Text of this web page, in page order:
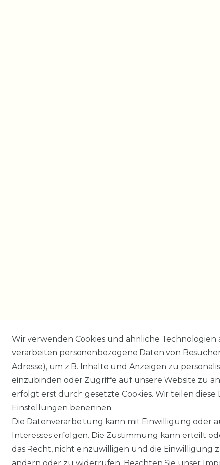
Wir verwenden Cookies und ähnliche
verarbeiten personenbezogene Daten von
Adresse), um z.B. Inhalte und Anzeigen zu
einzubinden oder Zugriffe auf unsere Website zu
erfolgt erst durch gesetzte Cookies. Wir teilen
Einstellungen benennen.
Die Datenverarbeitung kann mit Einwilligung oder
Interesses erfolgen. Die Zustimmung kann erteilt
das Recht, nicht einzuwilligen und die Einwilligung
ändern oder zu widerrufen. Beachten Sie unser